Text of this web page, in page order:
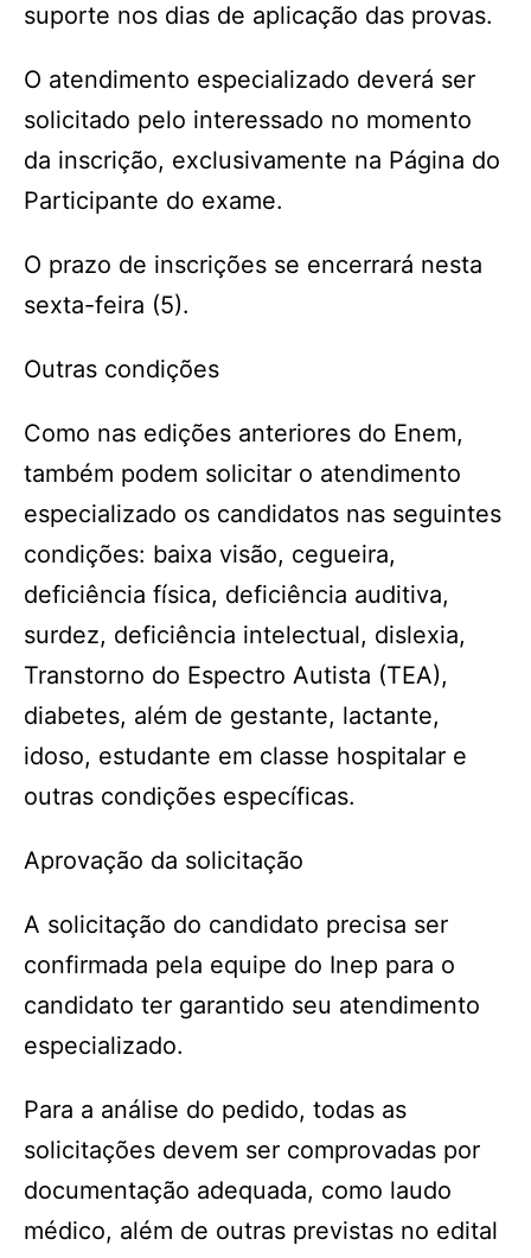
suporte nos dias de aplicação das provas.
O atendimento especializado deverá ser
solicitado pelo interessado no momento
da inscrição, exclusivamente na Página do
Participante do exame.
O prazo de inscrições se encerrará nesta
sexta-feira (5).
Outras condições
Como nas edições anteriores do Enem,
também podem solicitar o atendimento
especializado os candidatos nas seguintes
condições: baixa visão, cegueira,
deficiência física, deficiência auditiva,
surdez, deficiência intelectual, dislexia,
Transtorno do Espectro Autista (TEA),
diabetes, além de gestante, lactante,
idoso, estudante em classe hospitalar e
outras condições específicas.
Aprovação da solicitação
A solicitação do candidato precisa ser
confirmada pela equipe do Inep para o
candidato ter garantido seu atendimento
especializado.
Para a análise do pedido, todas as
solicitações devem ser comprovadas por
documentação adequada, como laudo
médico, além de outras previstas no edital